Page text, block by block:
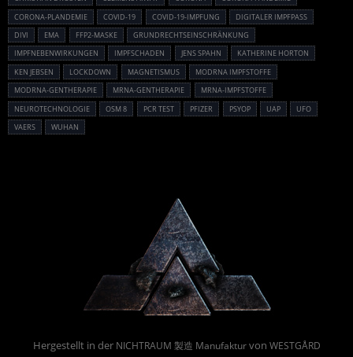
CORONA-PLANDEMIE
COVID-19 COVID-19-IMPFUNG
DIGITALER IMPFPASS
DIVI
EMA FFP2-MASKE
GRUNDRECHTSEINSCHRÄNKUNG
IMPFNEBENWIRKUNGEN
IMPFSCHADEN JENS SPAHN
KATHERINE HORTON
KEN JEBSEN
LOCKDOWN MAGNETISMUS
MODRNA IMPFSTOFFE
MODRNA-GENTHERAPIE
MRNA-GENTHERAPIE
MRNA-IMPFSTOFFE
NEUROTECHNOLOGIE
OSM 8 PCR TEST PFIZER PSYOP UAP
UFO
VAERS
WUHAN
Hergestellt in der NICHTRAUM 製造 Manufakturvon WESTGÅRD
Powered By :